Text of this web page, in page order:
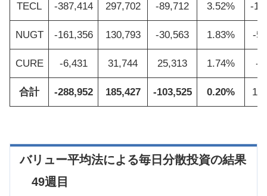
TECL -387,414 297,702 -89,712 3.52% -
NUGT -161,356 130,793 -30,563 1.83% -
CURE -6,431 31,744 25,313 1.74% -
合計 -288,952 185,427 -103,525 0.20%
バリュー平均法による毎日分散投資の結果
49週目